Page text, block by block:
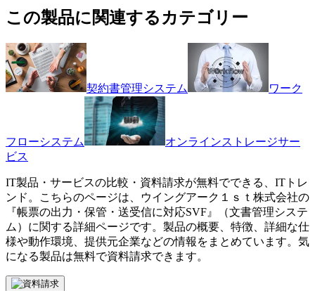
この製品に関連するカテゴリー
契約書管理システム ワーク
フローシステム
オンラインストレージサー
ビス
IT製品・サービスの比較・資料請求が無料でできる、ITトレ
ンド。こちらのページは、
ウイングアーク１ｓｔ株式会社の
『帳票の出力・保管・送受信に対応SVF 』（文書管理システ
ム ）に関する詳細ページです。製品の概要、特徴、詳細な仕
様や動作環境、提供元企業などの情報をまとめています。気
になる製品は無料で資料請求できます。